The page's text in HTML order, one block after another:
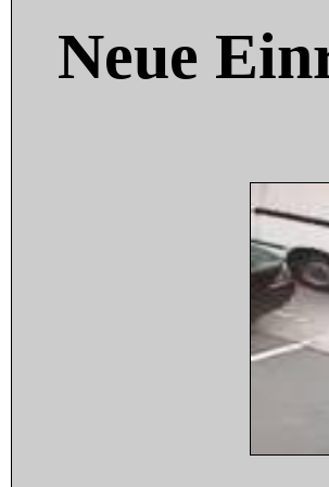
Neue